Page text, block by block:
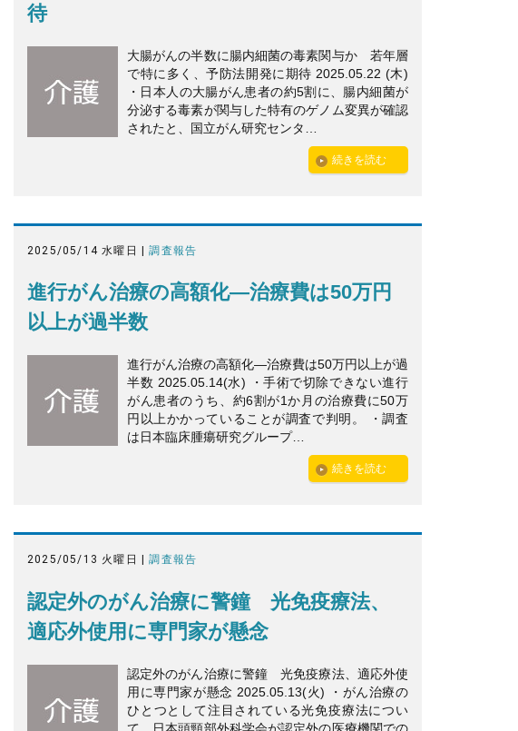
待
大腸がんの半数に腸内細菌の毒素関与か 若年層
で特に多く、予防法開発に期待 2025.05.22 (木)
・日本人の大腸がん患者の約5割に、腸内細菌が
分泌する毒素が関与した特有のゲノム変異が確認
されたと、国立がん研究センタ…
続きを読む
2025/05/14 水曜日 |調査報告
進行がん治療の高額化—治療費は50万円
以上が過半数
進行がん治療の高額化—治療費は50万円以上が過
半数 2025.05.14(水) ・手術で切除できない進行
がん患者のうち、約6割が1か月の治療費に50万
円以上かかっていることが調査で判明。 ・調査
は日本臨床腫瘍研究グループ…
続きを読む
2025/05/13 火曜日 |調査報告
認定外のがん治療に警鐘 光免疫療法、
適応外使用に専門家が懸念
認定外のがん治療に警鐘 光免疫療法、適応外使
用に専門家が懸念 2025.05.13(火) ・がん治療の
ひとつとして注目されている光免疫療法につい